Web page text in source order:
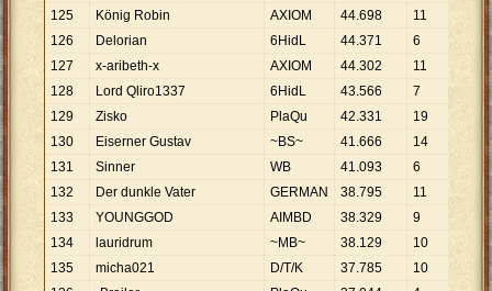
125
König Robin AXIOM 44.698 11 4
126
Delorian 6HidL 44.371 6
127
x-aribeth-x AXIOM 44.302 11
128
Lord Qliro1337 6HidL 43.566 7
129
Zisko PlaQu 42.331 19
130
Eiserner Gustav ~BS~ 41.666 14
131
Sinner WB 41.093 6
132
Der dunkle Vater GERMAN 38.795 11
133
YOUNGGOD AIMBD 38.329 9
134
lauridrum ~MB~ 38.129 10
135
micha021 D/T/K 37.785 10 3